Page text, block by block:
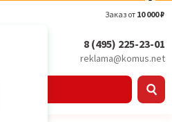
Заказ от 10 000 ₽
8 (495) 225-23-01
reklama@komus.net